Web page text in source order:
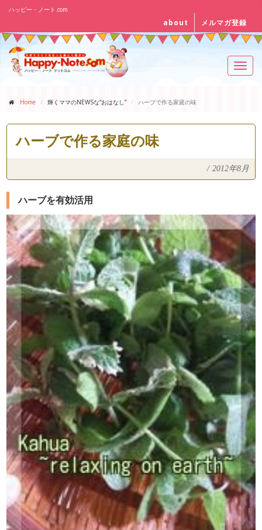
ハッピー・ノート.com
about メルマガ登録
Home 輝くママのNEWSな“おはなし” ハーブで作る家庭の味
ハーブで作る家庭の味
/ 2012年8月
ハーブを有効活用